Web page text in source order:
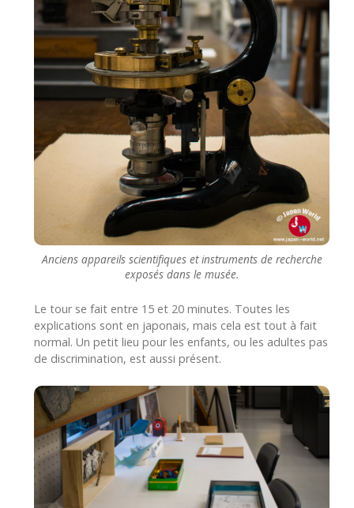
Anciens appareils scientifiques et instruments de recherche
exposés dans le musée.
Le tour se fait entre 15 et 20 minutes. Toutes les
explications sont en japonais, mais cela est tout à fait
normal. Un petit lieu pour les enfants, ou les adultes pas
de discrimination, est aussi présent.